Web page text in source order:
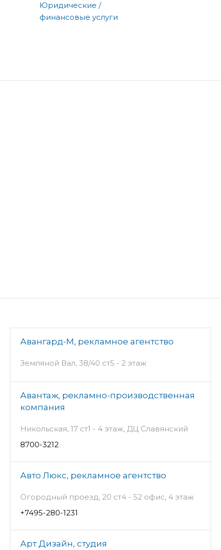
Юридические /
финансовые услуги
Авангард-М, рекламное агентство
Земляной Вал, 38/40 ст5 - 2 этаж
Авантаж, рекламно-производственная
компания
Никольская, 17 ст1 - 4 этаж, ДЦ Славянский
8700-3212
Авто Люкс, рекламное агентство
Огородный проезд, 20 ст4 - 52 офис, 4 этаж
+7495-280-1231
Арт Дизайн, студия